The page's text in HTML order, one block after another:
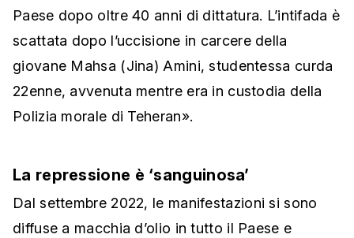
Paese dopo oltre 40 anni di dittatura. L’intifada è
scattata dopo l’uccisione in carcere della
giovane Mahsa (Jina) Amini, studentessa curda
22enne, avvenuta mentre era in custodia della
Polizia morale di Teheran».
La repressione è ‘sanguinosa’
Dal settembre 2022, le manifestazioni si sono
diffuse a macchia d’olio in tutto il Paese e